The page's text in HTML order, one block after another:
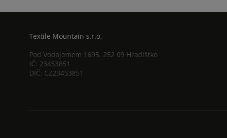
Textile Mountain s.r.o.
Pod Vodojemem 1695, 252 09 Hradištko
IČ: 23453851
DIČ: CZ23453851